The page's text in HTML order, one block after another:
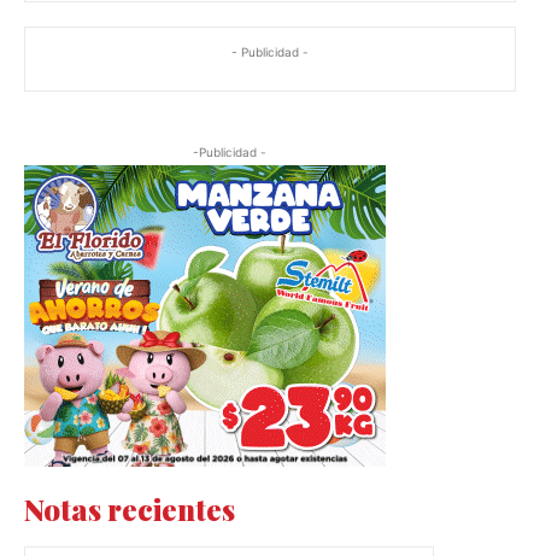
- Publicidad -
-Publicidad -
Notas recientes